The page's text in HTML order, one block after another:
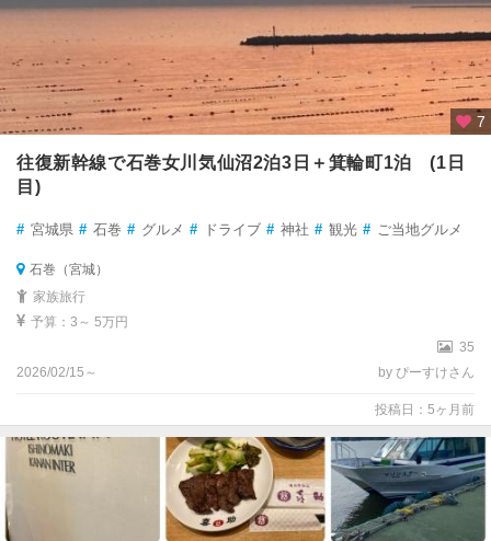
7
往復新幹線で石巻女川気仙沼2泊3日＋箕輪町1泊 (1日
目)
# 宮城県 # 石巻 # グルメ # ドライブ # 神社 # 観光 # ご当地グルメ
石巻（宮城）
家族旅行
予算：3～ 5万円
35
2026/02/15～
by ぴーすけさん
投稿日：5ヶ月前